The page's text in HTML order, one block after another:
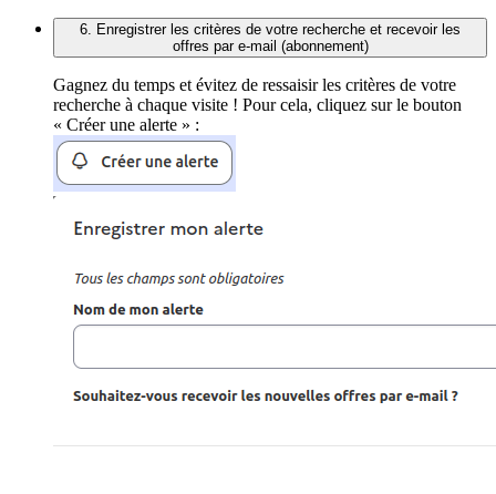
6. Enregistrer les critères de votre recherche et recevoir les
offres par e-mail (abonnement)
Gagnez du temps et évitez de ressaisir les critères de votre
recherche à chaque visite ! Pour cela, cliquez sur le bouton
« Créer une alerte » :